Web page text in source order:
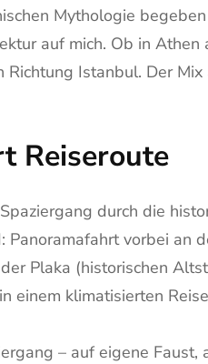
Mythologie
auf mich. Ob in
Istanbul. Der
Reiseroute
durch die
Panoramafahrt vorbei
Plaka (historischen
einem klimatisierten
– auf eigene